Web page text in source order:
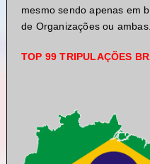
mesmo sendo apenas em
de Organizações ou ambas.
TOP 99 TRIPULAÇÕES